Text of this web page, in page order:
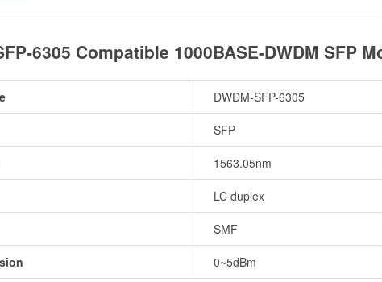
6305 Compatible 1000BASE-DWDM SFP
DWDM-SFP-6305
SFP
1563.05nm
LC duplex
SMF
0~5dBm